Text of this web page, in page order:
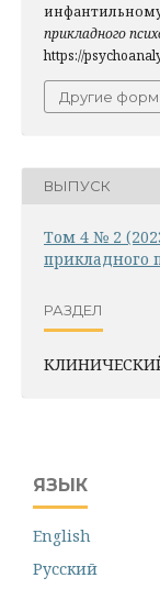
прикладного
https://
Другие
ВЫПУСК
Том 4 № 2
прикладного
РАЗДЕЛ
ЯЗЫК
English
Русский